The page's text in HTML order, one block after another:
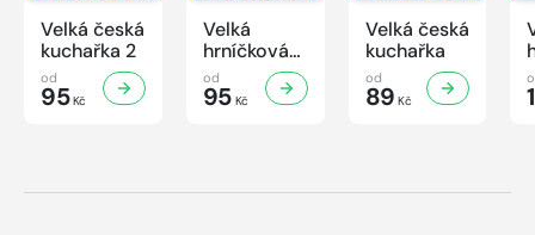
Velká česká
kuchařka 2
od
95Kč
Velká
hrníčková
kuchařka II
od
95Kč
Velká česká
kuchařka
od
89 Kč